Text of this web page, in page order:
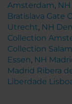
Amsterdam,
Bratislava Gate
Utrecht, NH
Collection
Collection
Essen, NH
Madrid Ribera
Liberdade